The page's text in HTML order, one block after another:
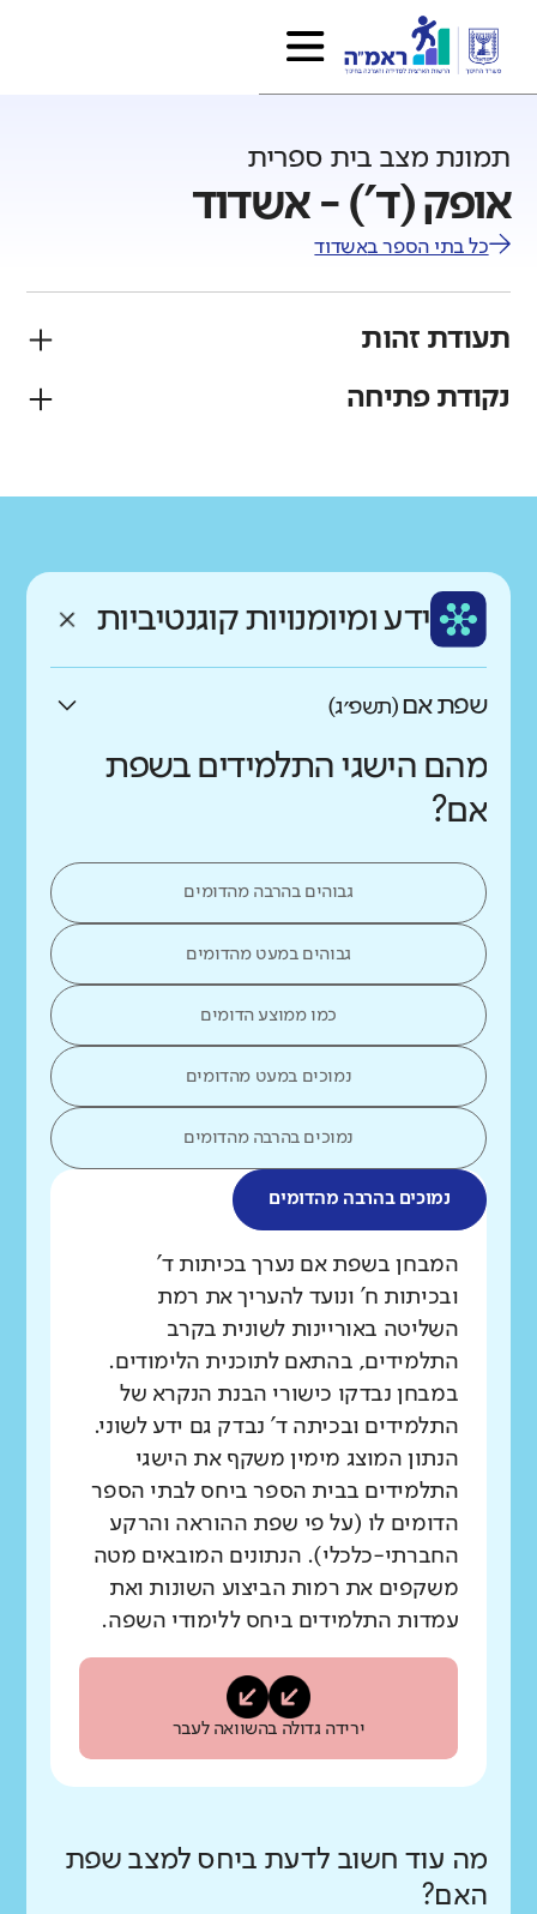
תמונת מצב בית ספרית
אופק (ד') - אשדוד
כל בתי הספר באשדוד
תעודת זהות
פיקוח
עברית ותיק
נקודת פתיחה
רקע חברתי כלכלי
נמוך ידע ומיומנויות קוגנטיביות
שפת אם(תשפ״ג)
מהם הישגי התלמידים בשפת
אם?
גבוהים בהרבה מהדומים
גבוהים במעט מהדומים
כמו ממוצע הדומים
נמוכים במעט מהדומים
נמוכים בהרבה מהדומים
נמוכים בהרבה מהדומים
מה בדקנו?
המבחן בשפת אם נערך בכיתות ד'
ובכיתות ח' ונועד להעריך את רמת
השליטה באוריינות לשונית בקרב
התלמידים, בהתאם לתוכנית הלימודים.
במבחן נבדקו כישורי הבנת הנקרא של
התלמידים ובכיתה ד' נבדק גם ידע לשוני.
הנתון המוצג מימין משקף את הישגי
התלמידים בבית הספר ביחס לבתי הספר
הדומים לו (על פי שפת ההוראה והרקע
החברתי-כלכלי). הנתונים המובאים מטה
משקפים את רמות הביצוע השונות ואת
עמדות התלמידים ביחס ללימודי השפה.
ירידה גדולה בהשוואה לעבר
מה עוד חשוב לדעת ביחס למצב שפת
האם?